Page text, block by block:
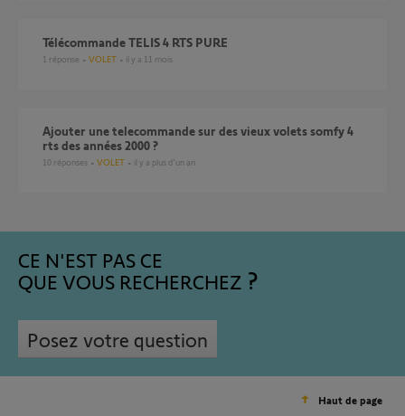
Télécommande TELIS 4 RTS PURE
1 réponse VOLET il y a 11 mois
Ajouter une telecommande sur des vieux volets somfy 4
rts des années 2000 ?
10 réponses VOLET il y a plus d'un an
CE N'EST PAS CE
QUE VOUS RECHERCHEZ
Posez votre question
Haut de page